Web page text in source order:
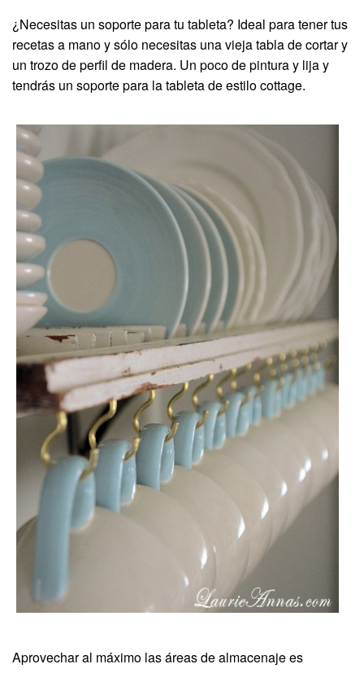
¿Necesitas un soporte para tu tableta? Ideal para tener tus
recetas a mano y sólo necesitas una vieja tabla de cortar y
un trozo de perfil de madera. Un poco de pintura y lija y
tendrás un soporte para la tableta de estilo cottage.
Aprovechar al máximo las áreas de almacenaje es